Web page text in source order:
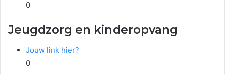
0
Jeugdzorg en kinderopvang
Jouw link hier?
0